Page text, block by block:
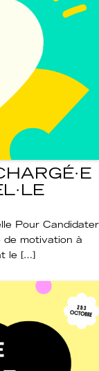
Pour Candidater
de motivation à
le […]